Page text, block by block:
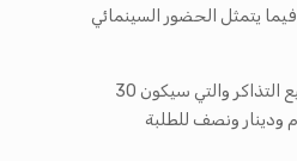
18 فيلما (9 أشرطة طويلة و9 أشرطة قصيرة) وتشارك السينغال بــ 13 فيلما (9 أشرطة طويلة و4 أفلام قصيرة) فيما يتمثل الحضور السينمائي
وأكد المدير العام لأيام قرطاج السينمائية 2018 أن الزحمة، التي ترافق عادة دخول جماهير “الجي.سي.سي” لقاعات السينما سيقع تلافي جزء كبير منها بفضل التقنيات الجديدة في بيع التذاكر والتي سيكون 30
ودينار ونصف للطلبة